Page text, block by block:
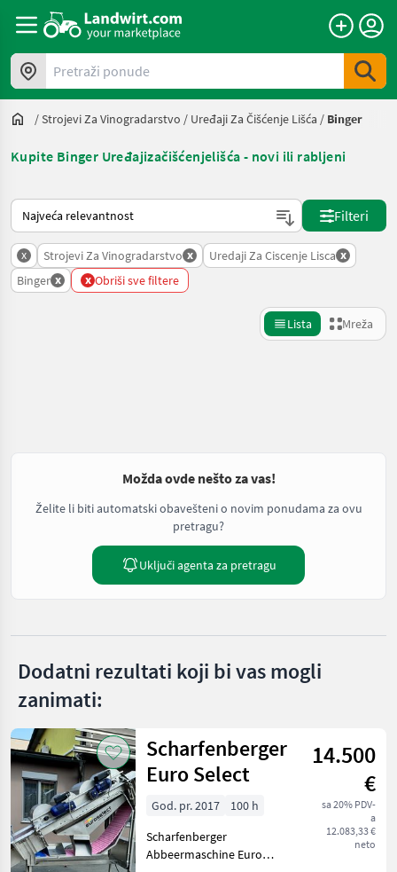
Pretraži ponude
/Strojevi Za Vinogradarstvo / Uređaji Za Čišćenje Lišća / Binger
Kupite Binger Uređajizačišćenjelišća - novi ili rabljeni
Način na koji sortira Landwirt.com
Filteri
x Strojevi Za Vinogradarstvo x Uredaji Za Ciscenje Lisca x
Binger x x Obriši sve filtere
Lista Mreža
Možda ovde nešto za vas!
Želite li biti automatski obavešteni o novim ponudama za ovu
pretragu?
Uključi agenta za pretragu
Dodatni rezultati koji bi vas mogli
zanimati:
Scharfenberger
Euro Select
14.500
€
sa 20% PDV-
a
12.083,33 €
neto
God. pr. 2017
100 h
Scharfenberger
Abbeermaschine Euro